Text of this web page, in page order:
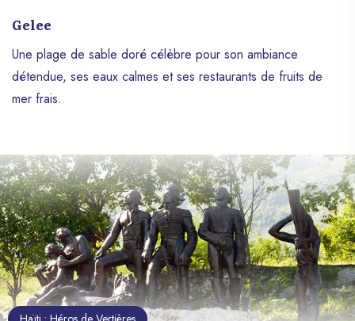
Gelee
Une plage de sable doré célèbre pour son ambiance
détendue, ses eaux calmes et ses restaurants de fruits de
mer frais.